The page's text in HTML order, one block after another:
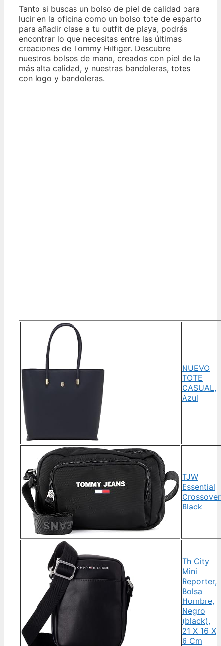
Tanto si buscas un bolso de piel de calidad para
lucir en la oficina como un bolso tote de esparto
para añadir clase a tu outfit de playa, podrás
encontrar lo que necesitas entre las últimas
creaciones de Tommy Hilfiger. Descubre
nuestros bolsos de mano, creados con piel de la
más alta calidad, y nuestras bandoleras, totes
con logo y bandoleras.
NUEVO
TOTE
CASUAL,
Azul
TJW
Essential
Crossover
Black
Th City
Mini
Reporter,
Bolsa
Hombre,
Negro
(black),
21 X 16 X
6 Cm